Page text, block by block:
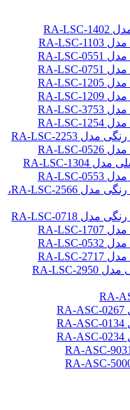
دوربین خطی 5340 پیکسلی رنگی مدل RA-LSC-2566،